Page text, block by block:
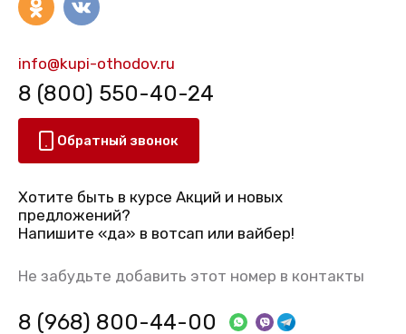
info@kupi-othodov.ru
8 (800) 550-40-24
Обратный звонок
Хотите быть в курсе Акций и новых
предложений?
Напишите «да» в вотсап или вайбер!
Не забудьте добавить этот номер в контакты
8 (968) 800-44-00